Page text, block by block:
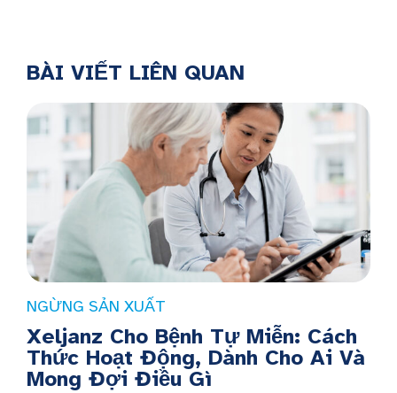
BÀI VIẾT LIÊN QUAN
NGỪNG SẢN XUẤT
Xeljanz Cho Bệnh Tự Miễn: Cách
Thức Hoạt Động, Dành Cho Ai Và
Mong Đợi Điều Gì